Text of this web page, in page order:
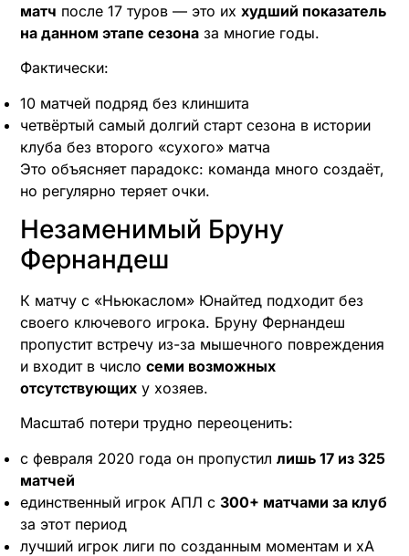
матч после 17 туров — это их худший показатель
на данном этапе сезона за многие годы.
Фактически:
10 матчей подряд без клиншита
четвёртый самый долгий старт сезона в истории
клуба без второго «сухого» матча
Это объясняет парадокс: команда много создаёт,
но регулярно теряет очки.
Незаменимый Бруну
Фернандеш
К матчу с «Ньюкаслом» Юнайтед подходит без
своего ключевого игрока. Бруну Фернандеш
пропустит встречу из-за мышечного повреждения
и входит в число семи возможных
отсутствующих у хозяев.
Масштаб потери трудно переоценить:
с февраля 2020 года он пропустил лишь 17 из 325
матчей
единственный игрок АПЛ с 300+ матчами за клуб
за этот период
лучший игрок лиги по созданным моментам и xA